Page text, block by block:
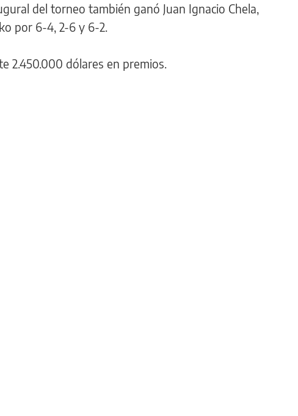
del torneo también ganó Juan Ignacio Chela,
por 6-4, 2-6 y 6-2.
2.450.000 dólares en premios.